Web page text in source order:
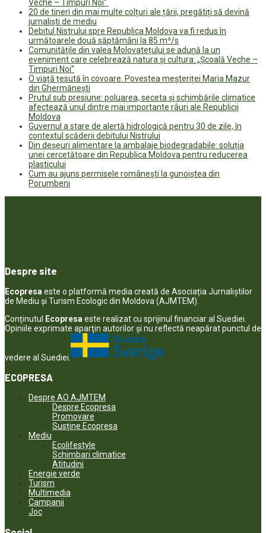
Veche – Timpuri Noi”
20 de tineri din mai multe colțuri ale țării, pregătiți să devină
jurnaliști de mediu
Debitul Nistrului spre Republica Moldova va fi redus în
următoarele două săptămâni la 85 m³/s
Comunitățile din valea Molovatețului se adună la un
eveniment care celebrează natura și cultura: „Școală Veche –
Timpuri Noi”
O viață țesută în covoare. Povestea meșteriței Maria Mazur
din Ghermănești
Prutul sub presiune: poluarea, seceta și schimbările climatice
afectează unul dintre mai importante râuri ale Republicii
Moldova
Guvernul a stare de alertă hidrologică pentru 30 de zile, în
contextul scăderii debitului Nistrului
Din deșeuri alimentare la ambalaje biodegradabile: soluția
unei cercetătoare din Republica Moldova pentru reducerea
plasticului
Cum au ajuns permisele românești la gunoiștea din
Porumbeni
Despre site
Ecopresa este o platformă media creată de Asociația Jurnaliștilor
de Mediu și Turism Ecologic din Moldova (AJMTEM).
Conținutul Ecopresa este realizat cu sprijinul financiar al Suediei.
Opiniile exprimate aparţin autorilor şi nu reflectă neapărat punctul de
vedere al Suediei.
ECOPRESA
Despre AO AJMTEM
Despre Ecopresa
Promovare
Susține Ecopresa
Mediu
Ecolifestyle
Schimbari climatice
Atitudini
Energie verde
Turism
Multimedia
Campanii
Joc